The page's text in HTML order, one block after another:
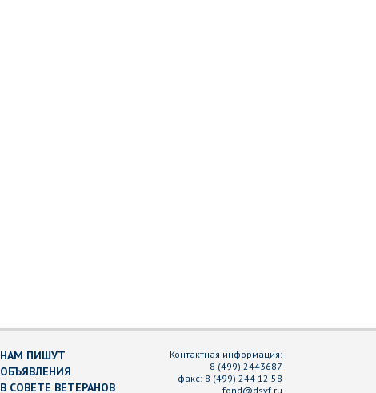
НАМ ПИШУТ
ОБЪЯВЛЕНИЯ
В СОВЕТЕ ВЕТЕРАНОВ
Контактная информация:
8 (499) 2443687
факс: 8 (499) 244 12 58
fond@dsvf.ru